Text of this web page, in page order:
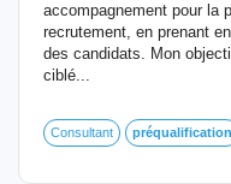
accompagnement pour la
recrutement, en prenant
des candidats. Mon
ciblé...
Consultant préqualification